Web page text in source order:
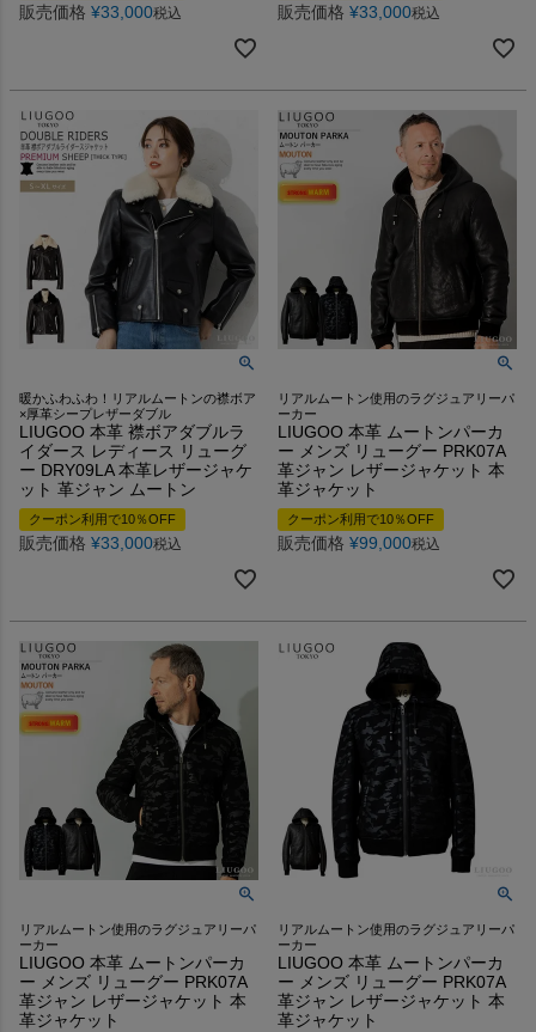
販売価格 ¥33,000税込 販売価格 ¥33,000税込
暖かふわふわ！リアルムートンの襟ボア
×厚革シープレザーダブル
LIUGOO 本革 襟ボアダブルラ
イダース レディース リューグ
ー DRY09LA 本革レザージャケ
ット 革ジャン ムートン
クーポン利用で10％OFF
販売価格 ¥33,000税込
リアルムートン使用のラグジュアリーパ
ーカー
LIUGOO 本革 ムートンパーカ
ー メンズ リューグー PRK07A
革ジャン レザージャケット 本
革ジャケット
クーポン利用で10％OFF
販売価格 ¥99,000税込
リアルムートン使用のラグジュアリーパ
ーカー
LIUGOO 本革 ムートンパーカ
ー メンズ リューグー PRK07A
革ジャン レザージャケット 本
革ジャケット
リアルムートン使用のラグジュアリーパ
ーカー
LIUGOO 本革 ムートンパーカ
ー メンズ リューグー PRK07A
革ジャン レザージャケット 本
革ジャケット